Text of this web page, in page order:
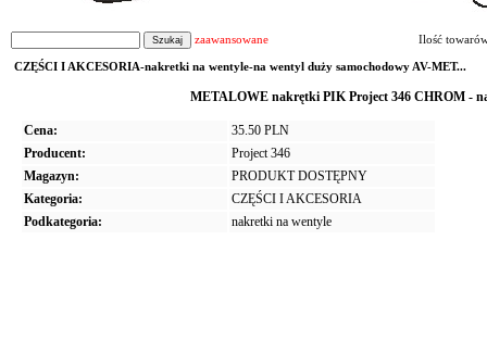
zaawansowane Ilość
CZĘŚCI I AKCESORIA-nakretki na wentyle-na wentyl duży samochodowy AV-MET...
METALOWE nakrętki PIK Project 346 CHROM -
Cena:
35.50 PLN
Producent:
Project 346
Magazyn:
PRODUKT DOSTĘPNY
Kategoria:
CZĘŚCI I AKCESORIA
Podkategoria:
nakretki na wentyle